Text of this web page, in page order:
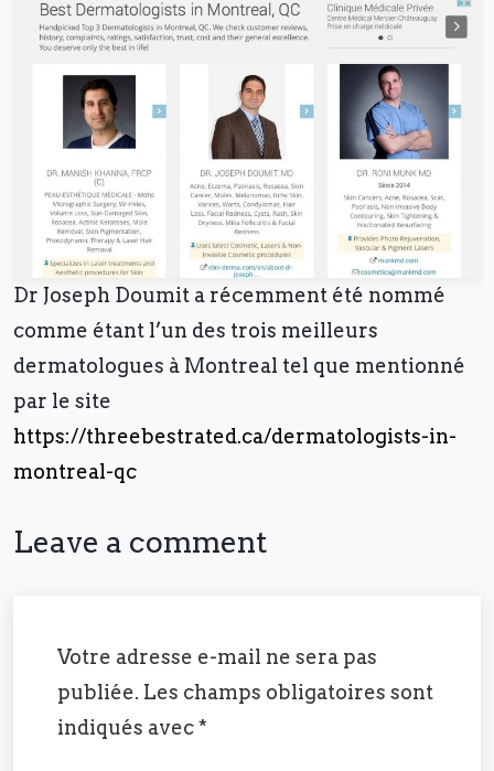
Dr Joseph Doumit a récemment été nommé
comme étant l’un des trois meilleurs
dermatologues à Montreal tel que mentionné
par le site
https://threebestrated.ca/dermatologists-in-
montreal-qc
Leave a comment
Votre adresse e-mail ne sera pas
publiée. Les champs obligatoires sont
indiqués avec*